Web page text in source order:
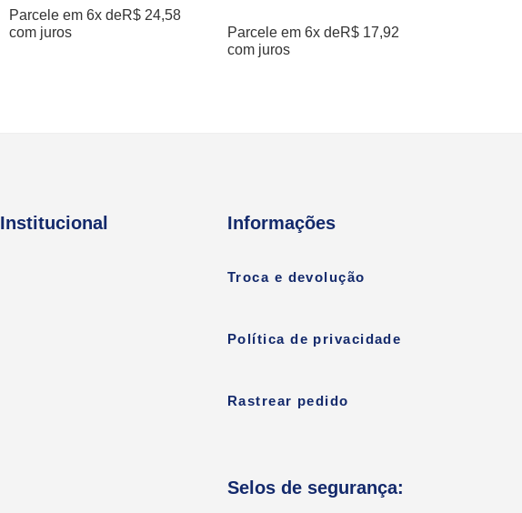
Parcele em 6x deR$ 24,58
com juros
Parcele em 6x deR$ 17,92
com juros
Institucional Informações
Troca e devolução
Política de privacidade
Rastrear pedido
Selos de segurança: